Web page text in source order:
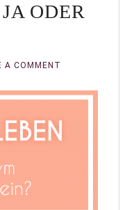
ODER
A COMMENT